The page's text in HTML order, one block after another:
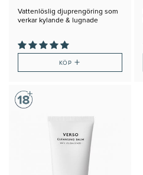
Vattenlöslig djuprengöring som
verkar kylande & lugnade
KÖP+